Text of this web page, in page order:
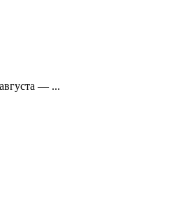
— ...